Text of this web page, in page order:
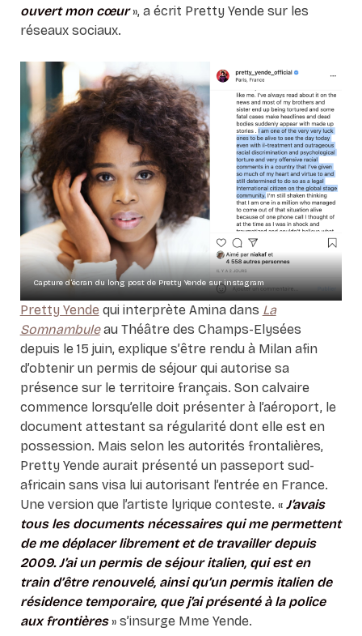
ouvert mon cœur», a écrit Pretty Yende sur les
réseaux sociaux.
Capture d’écran du long post de Pretty Yende sur instagram
Pretty Yendequi interprète Amina dans La
Somnambuleau Théâtre des Champs-Elysées
depuis le 15 juin, explique s’être rendu à Milan afin
d’obtenir un permis de séjour qui autorise sa
présence sur le territoire français. Son calvaire
commence lorsqu’elle doit présenter à l’aéroport, le
document attestant sa régularité dont elle est en
possession. Mais selon les autorités frontalières,
Pretty Yende aurait présenté un passeport sud-
africain sans visa lui autorisant l’entrée en France.
Une version que l’artiste lyrique conteste. « J’avais
tous les documents nécessaires qui me permettent
de me déplacer librement et de travailler depuis
2009. J’ai un permis de séjour italien, qui est en
train d’être renouvelé, ainsi qu’un permis italien de
résidence temporaire, que j’ai présenté à la police
aux frontières» s’insurge Mme Yende.